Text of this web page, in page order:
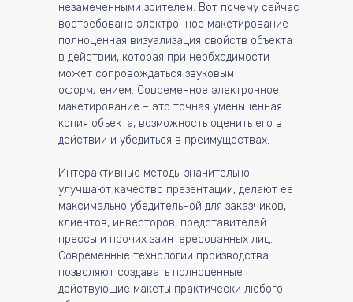
незамеченными зрителем. Вот почему сейчас
востребовано электронное макетирование —
полноценная визуализация свойств объекта
в действии, которая при необходимости
может сопровождаться звуковым
оформлением. Современное электронное
макетирование – это точная уменьшенная
копия объекта, возможность оценить его в
действии и убедиться в преимуществах.
Интерактивные методы значительно
улучшают качество презентации, делают ее
максимально убедительной для заказчиков,
клиентов, инвесторов, представителей
прессы и прочих заинтересованных лиц.
Современные технологии производства
позволяют создавать полноценные
действующие макеты практически любого